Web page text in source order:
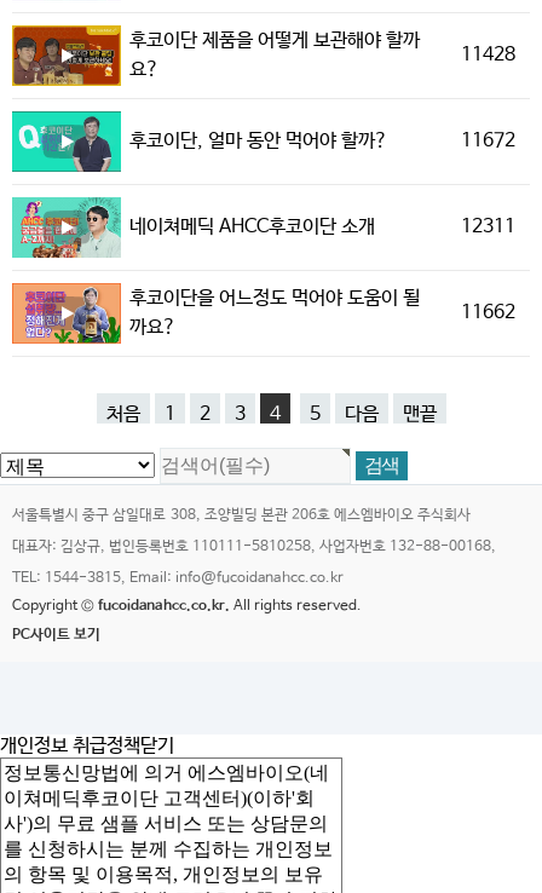
후코이단 제품을 어떻게 보관해야 할까
요?
11428
후코이단, 얼마 동안 먹어야 할까? 11672
네이쳐메딕 AHCC후코이단 소개 12311
후코이단을 어느정도 먹어야 도움이 될
까요?
11662
처음 1 2 3 4 5 다음 맨끝
서울특별시 중구 삼일대로 308, 조양빌딩 본관 206호 에스엠바이오 주식회사
대표자: 김상규, 법인등록번호 110111-5810258, 사업자번호 132-88-00168,
TEL: 1544-3815, Email: info@fucoidanahcc.co.kr
Copyright © fucoidanahcc.co.kr. All rights reserved.
PC사이트 보기
개인정보 취급정책닫기